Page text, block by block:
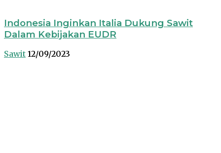
Indonesia Inginkan Italia Dukung Sawit
Dalam Kebijakan EUDR
Sawit 12/09/2023